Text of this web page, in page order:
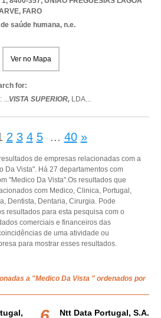
, FARO
saúde humana, n.e.
Ver no Mapa
for:
...VISTA SUPERIOR, LDA...
2 3 4 5 ... 40 »
de empresas relacionadas com a
Da Vista". Há 27 departamentos com
"Medico Da Vista".Os resultados que
com Medico, Clinica, Portugal,
Dentista, Dentaria, Cirurgia. Pode
resultados para esta pesquisa com o
comerciais e financeiros das
de uma atividade ou
para mostrar esses resultados.
a "Medico Da Vista " ordenados por
Ntt Data Portugal, S.a.